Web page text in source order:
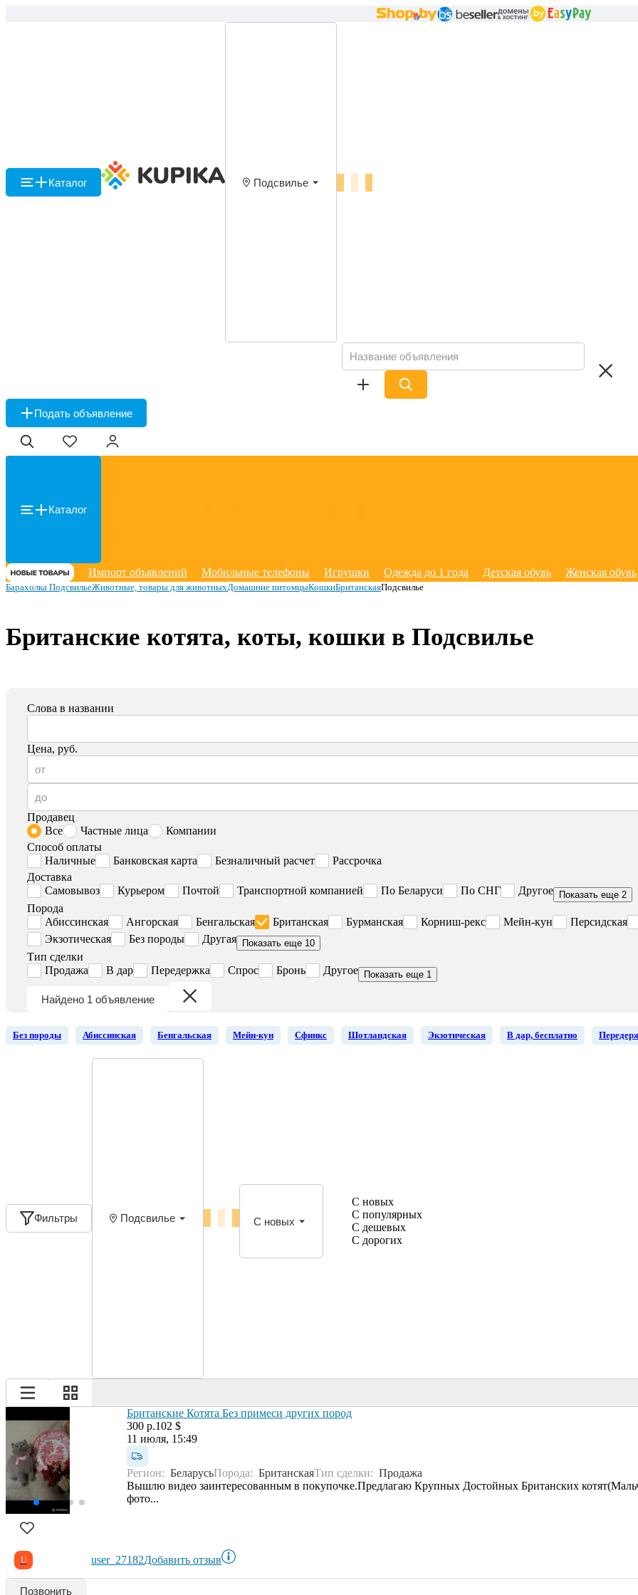
Каталог Подсвилье
Подать объявление
Каталог
Импорт объявлений Мобильные телефоны Игрушки Одежда до 1 года Детская обувь Женская обувь
Барахолка ПодсвильеЖивотные, товары для животныхДомашние питомцыКошкиБританскаяПодсвилье
Британские котята, коты, кошки в Подсвилье
Слова в названии
Цена, руб.
Продавец
Все
Частные лица
Компании
Способ оплаты
Наличные
Банковская карта Безналичный расчет
Рассрочка
Доставка
Самовывоз
Курьером Почтой Транспортной компанией По Беларуси По СНГ Другое Показать еще 2
Порода
Абиссинская
Ангорская Бенгальская Британская Бурманская Корниш-рекс Мейн-кун Персидская
Экзотическая
Без породы Другая Показать еще 10
Тип сделки
Продажа
В дар Передержка Спрос Бронь Другое Показать еще 1
Найдено 1 объявление
Без породы Абиссинская Бенгальская Мейн-кун Сфинкс Шотландская Экзотическая В дар, бесплатно
Фильтры Подсвилье С новых
С новых
С популярных
С дешевых
С дорогих
Британские Котята Без примеси других пород
300 р.102 $
11 июля, 15:49
Регион: БеларусьПорода: БританскаяТип сделки: Продажа
Вышлю видео заинтересованным в покупочке.Предлагаю Крупных Достойных Британских
фото...
U user_27182Добавить отзыв
Позвонить